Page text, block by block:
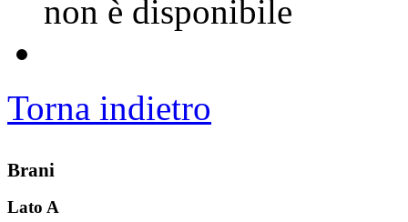
non è disponibile
Torna indietro
Brani
Lato A